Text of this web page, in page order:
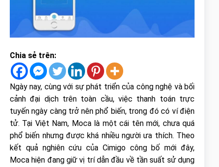
Chia sẻ trên:
Ngày nay, cùng với sự phát triển của công nghệ và bối
cảnh đại dịch trên toàn cầu, việc thanh toán trực
tuyến ngày càng trở nên phổ biến, trong đó có ví điện
tử. Tại Việt Nam, Moca là một cái tên mới, chưa quá
phổ biến nhưng được khá nhiều người ưa thích. Theo
kết quả nghiên cứu của Cimigo công bố mới đây,
Moca hiện đang giữ vị trí dẫn đầu về tần suất sử dụng